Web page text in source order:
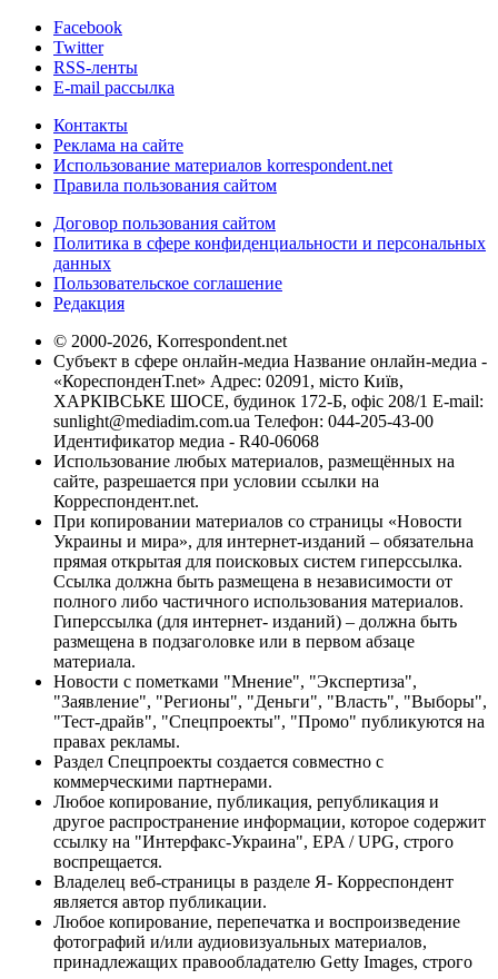
Facebook
Twitter
RSS-ленты
E-mail рассылка
Контакты
Реклама на сайте
Использование материалов korrespondent.net
Правила пользования сайтом
Договор пользования сайтом
Политика в сфере конфиденциальности и персональных
данных
Пользовательское соглашение
Редакция
© 2000-2026, Korrespondent.net
Субъект в сфере онлайн-медиа Название онлайн-медиа -
«КореспонденТ.net» Адрес: 02091, місто Київ,
ХАРКІВСЬКЕ ШОСЕ, будинок 172-Б, офіс 208/1 E-mail:
sunlight@mediadim.com.ua Телефон: 044-205-43-00
Идентификатор медиа - R40-06068
Использование любых материалов, размещённых на
сайте, разрешается при условии ссылки на
Корреспондент.net.
При копировании материалов со страницы «Новости
Украины и мира», для интернет-изданий – обязательна
прямая открытая для поисковых систем гиперссылка.
Ссылка должна быть размещена в независимости от
полного либо частичного использования материалов.
Гиперссылка (для интернет- изданий) – должна быть
размещена в подзаголовке или в первом абзаце
материала.
Новости с пометками "Мнение", "Экспертиза",
"Заявление", "Регионы", "Деньги", "Власть", "Выборы",
"Тест-драйв", "Спецпроекты", "Промо" публикуются на
правах рекламы.
Раздел Спецпроекты создается совместно с
коммерческими партнерами.
Любое копирование, публикация, републикация и
другое распространение информации, которое содержит
ссылку на "Интерфакс-Украина", EPA / UPG, строго
воспрещается.
Владелец веб-страницы в разделе Я- Корреспондент
является автор публикации.
Любое копирование, перепечатка и воспроизведение
фотографий и/или аудиовизуальных материалов,
принадлежащих правообладателю Getty Images, строго